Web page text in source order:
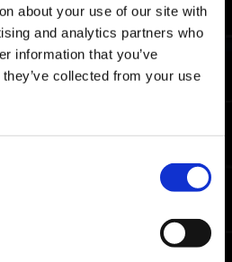
about your use of our site with
and analytics partners who
information that you’ve
collected from your use
para a classificação
04:02.20
para a classificação